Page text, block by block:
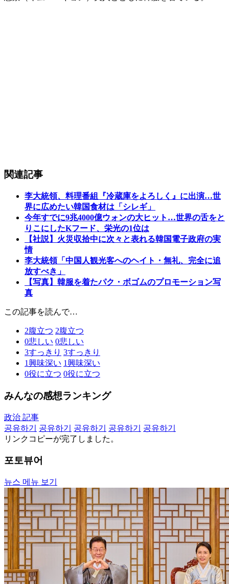
関連記事
李大統領、料理番組『冷蔵庫をよろしく』に出演…世
界に広めたい韓国食材は「シレギ」
今年すでに9兆4000億ウォンの大ヒット…世界の舌をと
りこにしたKフード、栄光の1位は
【社説】火災収拾中に次々と表れる韓国電子政府の実
情
李大統領「中国人観光客へのヘイト・無礼、完全に追
放すべき」
【写真】韓服を着たパク・ボゴムのプロモーション写
真
この記事を読んで…
2腹立つ 2腹立つ
0悲しい 0悲しい
3すっきり 3すっきり
1興味深い 1興味深い
0役に立つ 0役に立つ
みんなの感想ランキング
政治 記事
공유하기
공유하기 공유하기 공유하기
공유하기
リンクコピーが完了しました。
포토뷰어
뉴스 메뉴 보기